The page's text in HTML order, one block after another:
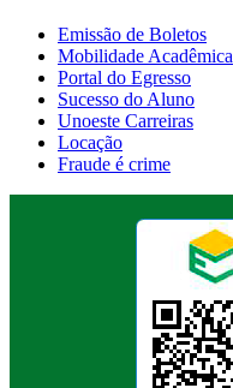
Emissão de Boletos
Mobilidade Acadêmica
Portal do Egresso
Sucesso do Aluno
Unoeste Carreiras
Locação
Fraude é crime